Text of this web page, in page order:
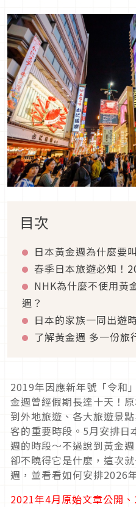
目次
日本黃金週為什麼要
春季日本旅遊必知！
NHK為什麼不使用黃
週？
日本的家族一同出遊
了解黃金週 多一份旅
2019年因應新年號「令和
金週曾經假期長達十天！
到外地旅遊、各大旅遊景
客的重要時段。5月安排日
週的時段～不過說到黃金
卻不曉得它是什麼，這次
週，並看看如何安排2026
2021年4月原始文章公開